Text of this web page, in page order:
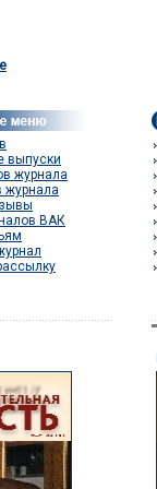
выпуски
журнала
журнала
ВАК